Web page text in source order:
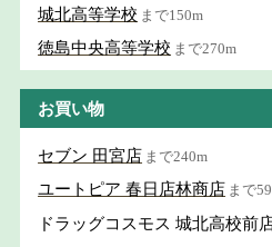
城北高等学校 まで150m
徳島中央高等学校 まで270m
お買い物
セブン 田宮店 まで240m
ユートピア 春日店林商店 まで
ドラッグコスモス 城北高校前